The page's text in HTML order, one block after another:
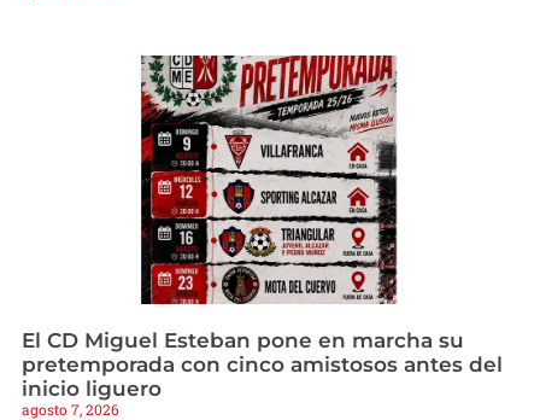
El CD Miguel Esteban pone en marcha su
pretemporada con cinco amistosos antes del
inicio liguero
agosto 7, 2026